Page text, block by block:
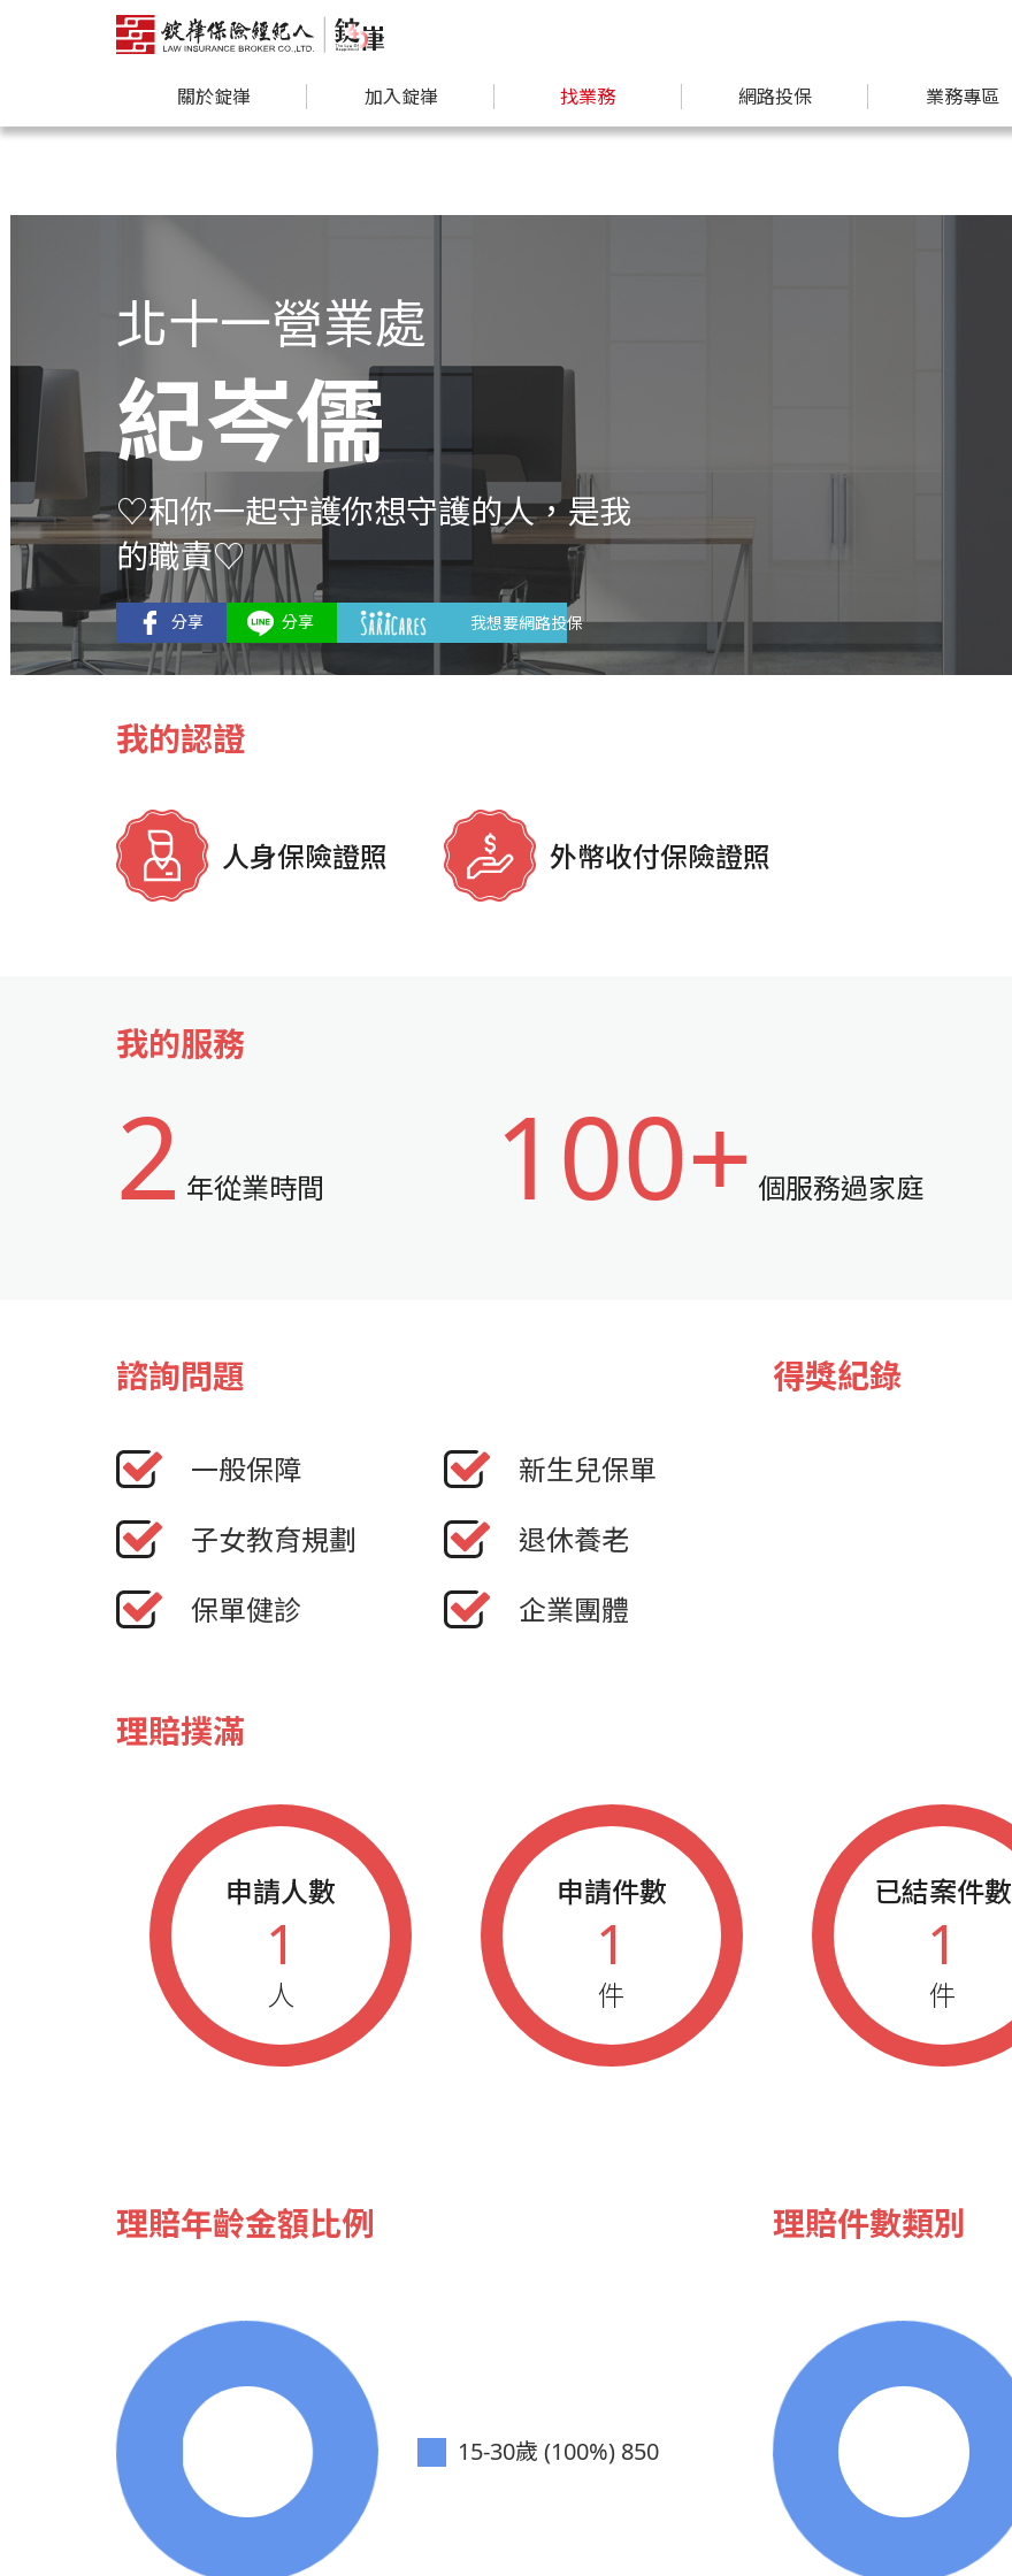
關於錠嵂 加入錠嵂 找業務 網路投保 業務專區
北十一營業處
紀岑儒
♡和你一起守護你想守護的人，是我
的職責♡
我想要網路投保
我的認證
人身保險證照 外幣收付保險證照
我的服務
2 年從業時間 100+ 個服務過家庭
諮詢問題
一般保障
新生兒保單
子女教育規劃
退休養老
保單健診
企業團體
得獎紀錄
理賠撲滿
申請人數
1
人
申請件數
1
件
已結案件數
1
件
理賠年齡金額比例
15-30歲 (100%) 850
理賠件數類別